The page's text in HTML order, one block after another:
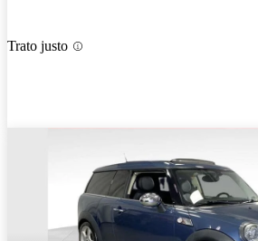
Trato justo